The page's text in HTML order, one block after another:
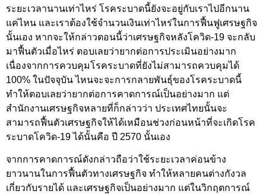
ระยะเวลานานเท่าไหร่ โรคระบาดนี้ยังจะอยู่กับเราไปอีกนาน
แค่ไหน และเราต้องใช้จำนวนเงินเท่าไหร่ในการฟื้นฟูเศรษฐกิจ
นั้นเอง หากจะให้กล่าวตอนนี้ว่าเศรษฐกิจหลังโควิด-19 จะกลับ
มาฟื้นตัวเมื่อไหร่ ตอบเลยว่ายากต่อการประเมินอย่างมาก
เนื่องจากการควบคุมโรคระบาดที่ยังไม่สามารถควบคุมได้
100% ในปัจจุบัน ไหนจะจะการกลายพันธุ์ของโรคระบาดนี้
ทำให้ตอบเลยว่ายากต่อการคาดการณ์เป็นอย่างมาก แต่
สำนักงานเศรษฐกิจหลายที่ก็กล่าวว่า ประเทศไทยนั้นจะ
สามารถฟื้นตัวเศรษฐกิจให้ได้เหมือนช่วงก่อนหน้าที่จะเกิดโรค
ระบาดโควิด-19 ได้นั้นคือ ปี 2570 นั้นเอง
จากการคาดการณ์ดังกล่าวถือว่าใช้ระยะเวลาค่อนข้าง
ยาวนานในการฟื้นตัวทางเศรษฐกิจ ทำให้หลายคนต่างกังวล
เกี่ยวกับรายได้ และเศรษฐกิจเป็นอย่างมาก แต่ในวิกฤตการณ์